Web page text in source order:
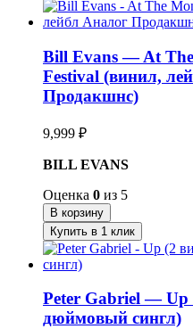
Bill Evans — At
Festival (винил,
Продакшнс)
9,999 ₽
BILL EVANS
Оценка 0 из 5
В корзину
Купить в 1 клик
Peter Gabriel — Up
дюймовый сингл)